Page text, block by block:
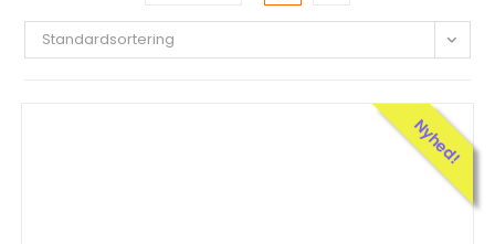
Standardsortering
Nyhed!